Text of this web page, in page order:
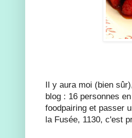
Il y aura moi (bien
blog : 16 personnes
foodpairing et passer
la Fusée, 1130, c'est